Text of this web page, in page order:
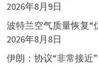
2026年8月9日
波特兰空气质量恢复“
2026年8月8日
伊朗：协议“非常接近